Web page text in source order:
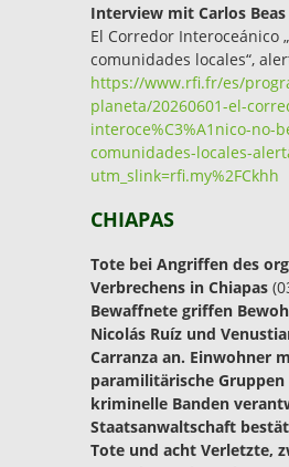
Interview mit Carlos
El Corredor Interoceánico
comunidades locales“,
https://www.rfi.fr/es/
planeta/20260601-el-
interoce%C3%A1nico-no-
comunidades-locales-
utm_slink=rfi.my%2FCkhh
CHIAPAS
Tote bei Angriffen des
Verbrechens in Chiapas
Bewaffnete griffen
Nicolás Ruíz und
Carranza an. Einwohner
paramilitärische Gruppen
kriminelle Banden
Staatsanwaltschaft
Tote und acht Verletzte,